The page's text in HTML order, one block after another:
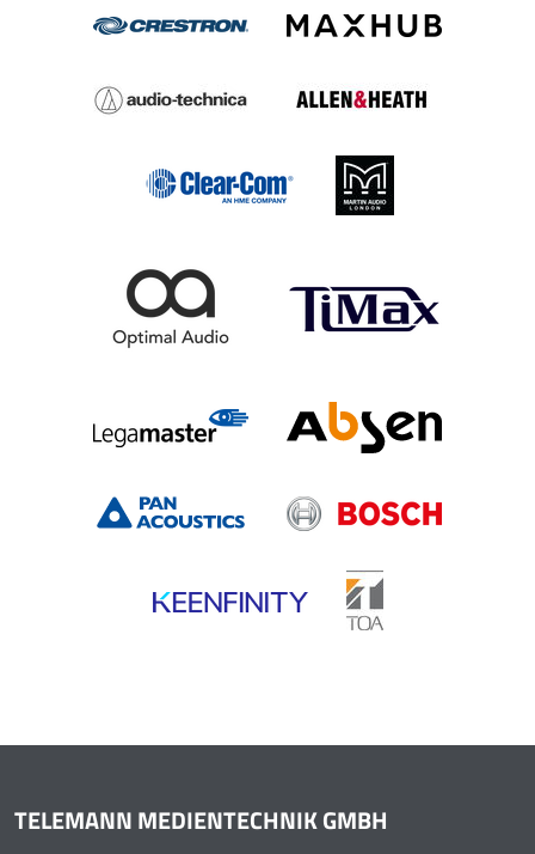
TELEMANN MEDIENTECHNIK GMBH